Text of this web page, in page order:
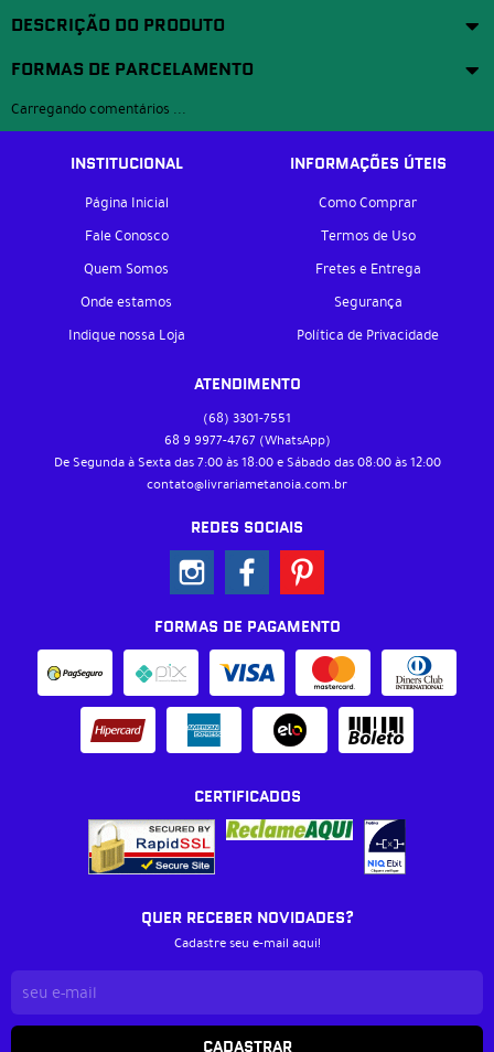
DESCRIÇÃO DO PRODUTO
FORMAS DE PARCELAMENTO
Carregando comentários ...
INSTITUCIONAL
Página Inicial
Fale Conosco
Quem Somos
Onde estamos
Indique nossa Loja
INFORMAÇÕES ÚTEIS
Como Comprar
Termos de Uso
Fretes e Entrega
Segurança
Política de Privacidade
ATENDIMENTO
(68) 3301-7551
68 9 9977-4767 (WhatsApp)
De Segunda à Sexta das 7:00 às 18:00 e Sábado das 08:00 às 12:00
contato@livrariametanoia.com.br
REDES SOCIAIS
FORMAS DE PAGAMENTO
CERTIFICADOS
QUER RECEBER NOVIDADES?
Cadastre seu e-mail aqui!
CADASTRAR